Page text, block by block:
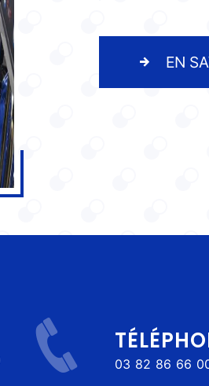
EN
03 82 86 66